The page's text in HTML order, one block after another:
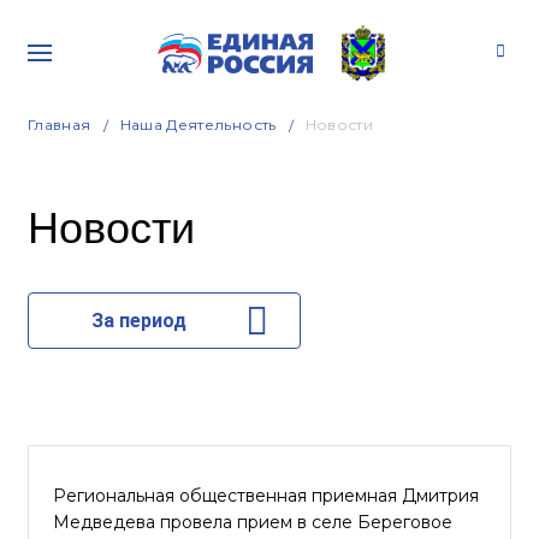
Главная Наша Деятельность Новости
Новости
За период
Региональная общественная приемная Дмитрия
Медведева провела прием в селе Береговое